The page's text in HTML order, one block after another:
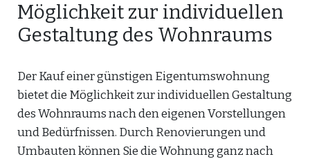
Möglichkeit zur individuellen
Gestaltung des Wohnraums
Der Kauf einer günstigen Eigentumswohnung
bietet die Möglichkeit zur individuellen Gestaltung
des Wohnraums nach den eigenen Vorstellungen
und Bedürfnissen. Durch Renovierungen und
Umbauten können Sie die Wohnung ganz nach